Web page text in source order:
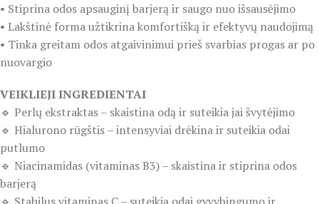
• Stiprina odos apsauginį barjerą ir saugo nuo išsausėjimo
• Lakštinė forma užtikrina komfortišką ir efektyvų naudojimą
• Tinka greitam odos atgaivinimui prieš svarbias progas ar po
nuovargio
VEIKLIEJI INGREDIENTAI
🔹 Perlų ekstraktas – skaistina odą ir suteikia jai švytėjimo
🔹 Hialurono rūgštis – intensyviai drėkina ir suteikia odai
putlumo
🔹 Niacinamidas (vitaminas B3) – skaistina ir stiprina odos
barjerą